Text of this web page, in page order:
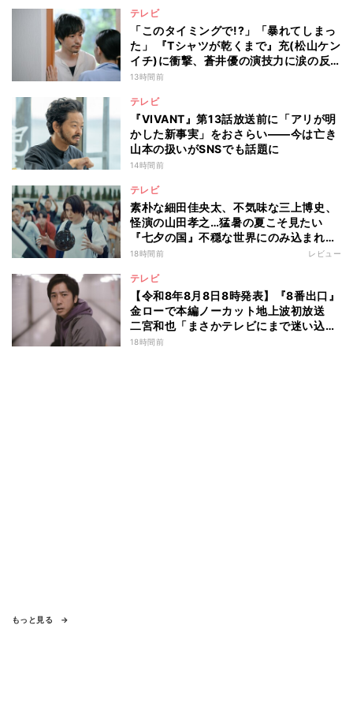
テレビ
「このタイミングで!?」「暴れてしまっ
た」 『Tシャツが乾くまで』充(松山ケン
イチ)に衝撃、蒼井優の演技力に涙の反
響も
13時間前
テレビ
『VIVANT』第13話放送前に「アリが明
かした新事実」をおさらい――今は亡き
山本の扱いがSNSでも話題に
14時間前
テレビ
素朴な細田佳央太、不気味な三上博史、
怪演の山田孝之…猛暑の夏こそ見たい
『七夕の国』不穏な世界にのみ込まれる
超常ミステリー
18時間前 レビュー
テレビ
【令和8年8月8日8時発表】『8番出口』
金ローで本編ノーカット地上波初放送
二宮和也「まさかテレビにまで迷い込ん
でしまうとは」
18時間前
もっと見る